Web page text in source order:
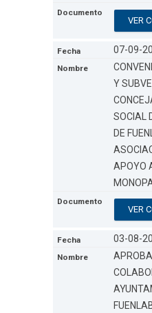
VER
07-09-
Y
SOCIAL
DE
APOYO
VER
03-08-